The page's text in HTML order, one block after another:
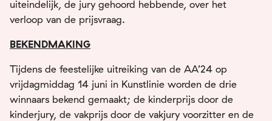
uiteindelijk, de jury gehoord hebbende, over het
verloop van de prijsvraag.
BEKENDMAKING
Tijdens de feestelijke uitreiking van de AA’24 op
vrijdagmiddag 14 juni in Kunstlinie worden de drie
winnaars bekend gemaakt; de kinderprijs door de
kinderjury, de vakprijs door de vakjury voorzitter en de